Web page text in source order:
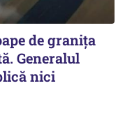
de granița
Generalul
nici